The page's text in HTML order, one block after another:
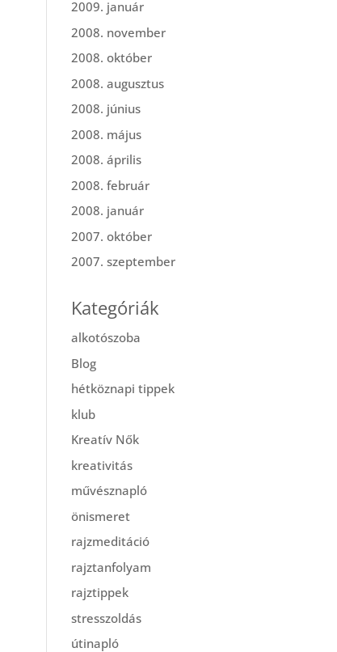
2009. január
2008. november
2008. október
2008. augusztus
2008. június
2008. május
2008. április
2008. február
2008. január
2007. október
2007. szeptember
Kategóriák
alkotószoba
Blog
hétköznapi tippek
klub
Kreatív Nők
kreativitás
művésznapló
önismeret
rajzmeditáció
rajztanfolyam
rajztippek
stresszoldás
útinapló